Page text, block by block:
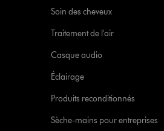
Soin des cheveux
Traitement de l'air
Casque audio
Éclairage
Produits reconditionnés
Sèche-mains pour entreprises